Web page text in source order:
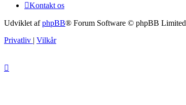
Kontakt os
Udviklet afphpBB® Forum Software © phpBB Limited
Privatliv | Vilkår